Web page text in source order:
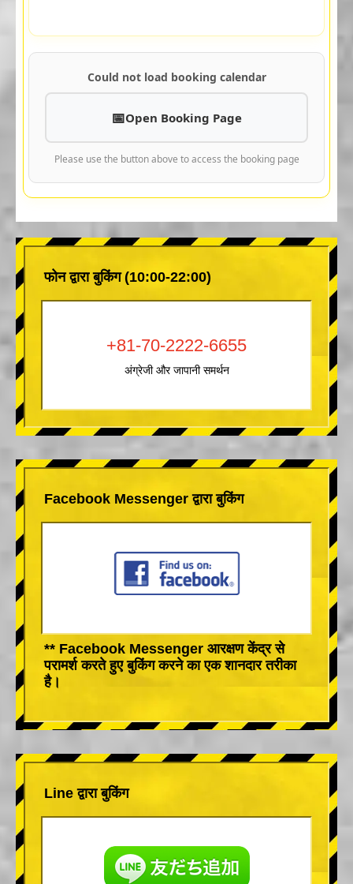
Could not load booking calendar
Open Booking Page
Please use the button above to access the booking page
फोन द्वारा बुकिंग (10:00-22:00)
+81-70-2222-6655
अंग्रेजी और जापानी समर्थन
Facebook Messenger द्वारा बुकिंग
** Facebook Messenger आरक्षण केंद्र से
परामर्श करते हुए बुकिंग करने का एक शानदार तरीका
है।
Line द्वारा बुकिंग